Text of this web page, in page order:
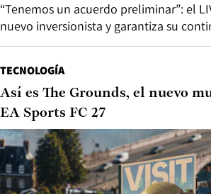
“Tenemos un acuerdo preliminar”: el
nuevo inversionista y garantiza su
TECNOLOGÍA
Así es The Grounds, el nuevo
EA Sports FC 27